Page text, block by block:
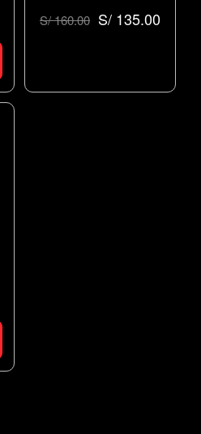
(Chocolate)
S/160.00 S/135.00